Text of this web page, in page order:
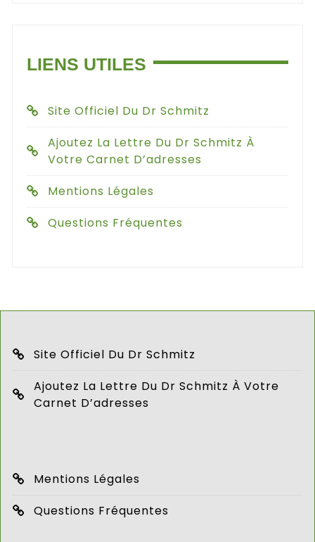
LIENS UTILES
Site Officiel Du Dr Schmitz
Ajoutez La Lettre Du Dr Schmitz À
Votre Carnet D’adresses
Mentions Légales
Questions Fréquentes
Site Officiel Du Dr Schmitz
Ajoutez La Lettre Du Dr Schmitz À Votre
Carnet D’adresses
Mentions Légales
Questions Fréquentes